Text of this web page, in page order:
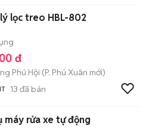
lọc treo HBL-802
đ
Phú Hội (P. Phú Xuân mới)
13 đã bán
máy rửa xe tự động